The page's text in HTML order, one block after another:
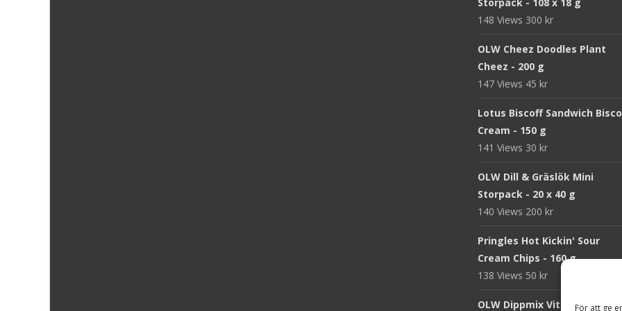
För att ge
148 Views 300 kr
OLW Cheez Doodles Plant
Cheez - 200 g
147 Views 45 kr
Lotus Biscoff Sandwich
Cream - 150 g
141 Views 30 kr
OLW Dill & Gräslök Mini
Storpack - 20 x 40 g
140 Views 200 kr
Pringles Hot Kickin' Sour
Cream Chips - 160 g
138 Views 50 kr
OLW Dippmix Vitlök